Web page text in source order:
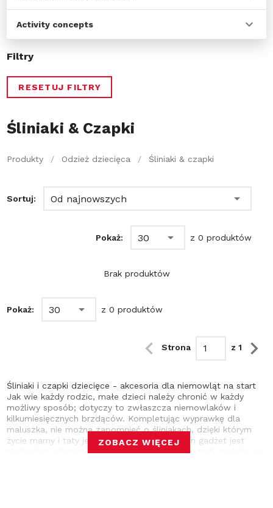
Activity concepts
Filtry
RESETUJ FILTRY
Śliniaki & Czapki
Produkty / Odzież dziecięca / Śliniaki & czapki
Sortuj: Od najnowszych
Pokaż: 30 z 0 produktów
Brak produktów
Pokaż: 30 z 0 produktów
Strona z 1
Śliniaki i czapki dziecięce - akcesoria dla niemowląt na start
Jak wie każdy rodzic, małe dzieci należy chronić w każdy
możliwy sposób; dotyczy to zwłaszcza niemowlaków i
kilkumiesięcznych brzdąców. Kompletując wyprawkę dla
maluszka, nie można zapomnieć o śliniakach, dzięki którym
życie mamy i taty jest o niebo łatwiejsze. Ten gadżet jest
niezbędną ochroną przed jedzeniem, które potrafi znaleźć się
ZOBACZ WIĘCEJ